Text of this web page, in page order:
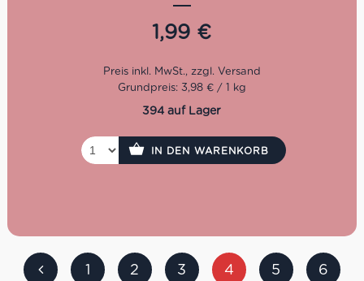
cremigen Rezepten mit Käse, Fisch oder Salsiccia. Eine
vielseitige Pasta für alle, die Fusilli online kaufen und
klassische italienische Küche mit guter Bissfestigkeit auf
1,99 €
Grundpreis: 3,98 € / 1 kg
394 auf Lager
IN DEN WARENKORB
1 2 3 4 5 6